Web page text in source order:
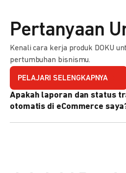
Pertanyaan
Kenali cara kerja produk DOKU
pertumbuhan bisnismu.
PELAJARI SELENGKAPNYA
Apakah laporan dan status
otomatis di eCommerce